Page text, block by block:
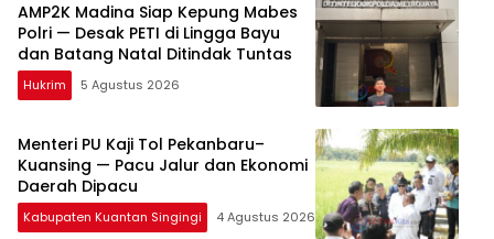
AMP2K Madina Siap Kepung Mabes
Polri — Desak PETI di Lingga Bayu
dan Batang Natal Ditindak Tuntas
Hukrim 5 Agustus 2026
Menteri PU Kaji Tol Pekanbaru–
Kuansing — Pacu Jalur dan Ekonomi
Daerah Dipacu
Kabupaten Kuantan Singingi 4 Agustus 2026